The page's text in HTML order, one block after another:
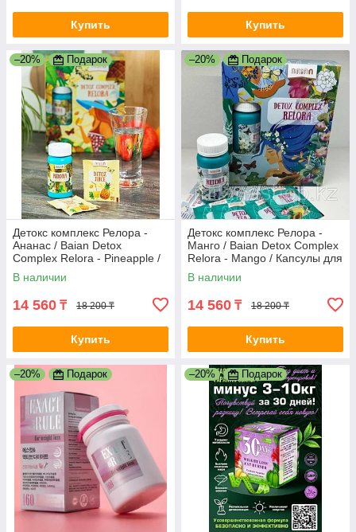
Купить Купить
–20% Подарок
Детокс комплекс Релора -
Ананас / Baian Detox
Complex Relora - Pineapple /
Капсулы для похудения /
Оригинал
В наличии
14 560 ₸ 18 200 ₸
Купить
–20% Подарок
Детокс комплекс Релора -
Манго / Baian Detox Complex
Relora - Mango / Капсулы для
похудения / Оригинал
В наличии
14 560 ₸ 18 200 ₸
Купить
–20% Подарок –20% Подарок